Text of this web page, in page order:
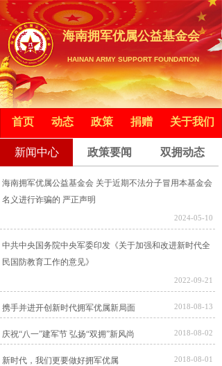
海南拥军优属公益基金会
HAINAN ARMY SUPPORT FOUNDATION
首页 动态 政策 捐赠 关于我们
新闻中心
首页 动态 政策 捐赠 关于我们
新闻中心
新闻中心 政策要闻 双拥动态
海南拥军优属公益基金会 关于近期不法分子冒用本基金会
名义进行诈骗的 严正声明
2024-05-10
中共中央国务院中央军委印发《关于加强和改进新时代全
民国防教育工作的意见》
2022-09-21
携手并进开创新时代拥军优属新局面 2018-08-13
庆祝“八一”建军节 弘扬“双拥”新风尚 2018-08-02
新时代，我们更要做好拥军优属 2018-08-01